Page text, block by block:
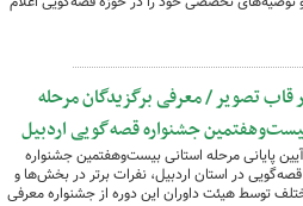
قاب تصویر / معرفی برگزیدگان مرحله
جشنواره قصه‌گویی اردبیل
آیین پایانی مرحله استانی بیست‌وهفتمین جشنواره
قصه‌گویی در استان اردبیل، نفرات برتر در بخش‌ها و
توسط هیئت داوران این دوره از جشنواره معرفی